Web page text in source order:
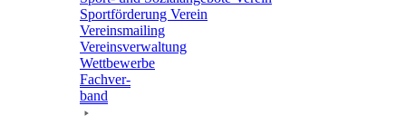
Sport­för­de­rung Verein
Vereins­mai­ling
Vereins­ver­wal­tung
Wett­be­werbe
Fach­ver­
band